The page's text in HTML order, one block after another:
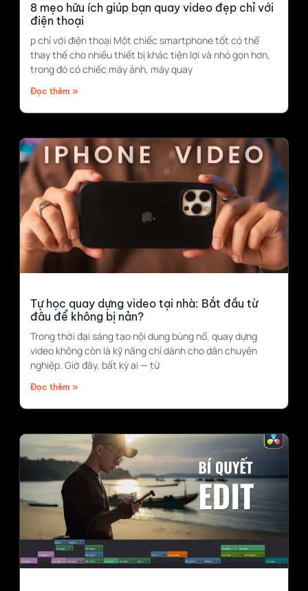
8 mẹo hữu ích giúp bạn quay video đẹp chỉ với
điện thoại
p chỉ với điện thoại Một chiếc smartphone tốt có thể
thay thế cho nhiều thiết bị khác tiện lợi và nhỏ gọn hơn,
trong đó có chiếc máy ảnh, máy quay
Đọc thêm »
Tự học quay dựng video tại nhà: Bắt đầu từ
đâu để không bị nản?
Trong thời đại sáng tạo nội dung bùng nổ, quay dựng
video không còn là kỹ năng chỉ dành cho dân chuyên
nghiệp. Giờ đây, bất kỳ ai — từ
Đọc thêm »